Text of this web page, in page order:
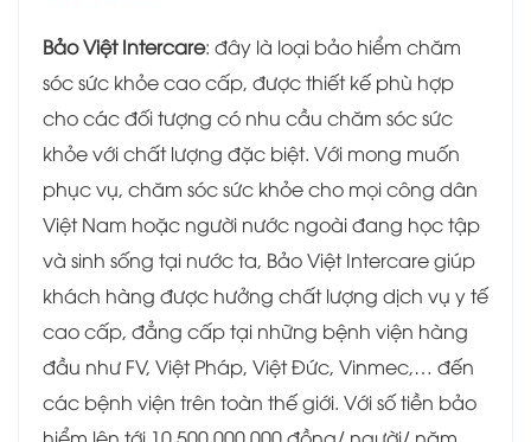
Bảo Việt Intercare: đây là loại bảo hiểm chăm
sóc sức khỏe cao cấp, được thiết kế phù hợp
cho các đối tượng có nhu cầu chăm sóc sức
khỏe với chất lượng đặc biệt. Với mong muốn
phục vụ, chăm sóc sức khỏe cho mọi công dân
Việt Nam hoặc người nước ngoài đang học tập
và sinh sống tại nước ta, Bảo Việt Intercare giúp
khách hàng được hưởng chất lượng dịch vụ y tế
cao cấp, đẳng cấp tại những bệnh viện hàng
đầu như FV, Việt Pháp, Việt Đức, Vinmec,… đến
các bệnh viện trên toàn thế giới. Với số tiền bảo